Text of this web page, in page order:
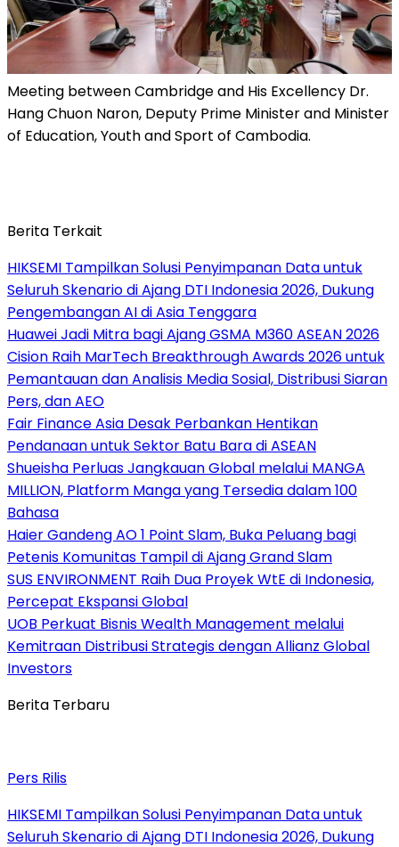
Meeting between Cambridge and His Excellency Dr.
Hang Chuon Naron, Deputy Prime Minister and Minister
of Education, Youth and Sport of Cambodia.
Berita Terkait
HIKSEMI Tampilkan Solusi Penyimpanan Data untuk
Seluruh Skenario di Ajang DTI Indonesia 2026, Dukung
Pengembangan AI di Asia Tenggara
Huawei Jadi Mitra bagi Ajang GSMA M360 ASEAN 2026
Cision Raih MarTech Breakthrough Awards 2026 untuk
Pemantauan dan Analisis Media Sosial, Distribusi Siaran
Pers, dan AEO
Fair Finance Asia Desak Perbankan Hentikan
Pendanaan untuk Sektor Batu Bara di ASEAN
Shueisha Perluas Jangkauan Global melalui MANGA
MILLION, Platform Manga yang Tersedia dalam 100
Bahasa
Haier Gandeng AO 1 Point Slam, Buka Peluang bagi
Petenis Komunitas Tampil di Ajang Grand Slam
SUS ENVIRONMENT Raih Dua Proyek WtE di Indonesia,
Percepat Ekspansi Global
UOB Perkuat Bisnis Wealth Management melalui
Kemitraan Distribusi Strategis dengan Allianz Global
Investors
Berita Terbaru
Pers Rilis
HIKSEMI Tampilkan Solusi Penyimpanan Data untuk
Seluruh Skenario di Ajang DTI Indonesia 2026, Dukung